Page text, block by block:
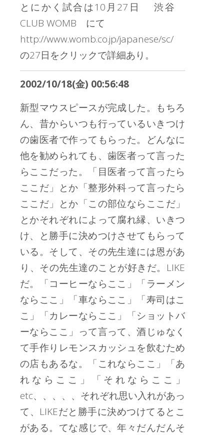
とにかく試合は10月27日 渋谷
CLUB WOMB にて
http://www.womb.co.jp/japanese/sc/
の27日をクリックで詳細あり。
2002/10/18(金) 00:56:48
新型マウスピースが完成した。もちろ
ん、昔からいつも行っているいきつけ
の歯医者で作ってもらった。どんなに
他を勧められても、歯医者って言った
らここだった。「目医者って言ったら
ここだ」とか「整形外科って言ったら
ここだ」とか「この部位ならここだ」
とかそれぞれによって腐れ縁、いきつ
け、と勝手に決めつけさせてもらって
いる。そして、その先生達には恩があ
り、その先生達のことが好きだ。LIKE
だ。「コーヒーならここ」「ラーメン
ならここ」「車ならここ」「寿司はこ
こ」「カレーならここ」「ショットバ
ーならここ」って言って、酒じゅなく
て手作りレモンスカッシュを飲むため
の店もあるな。「これならここ」「あ
れならここ」「それならここ」
etc、、、、、それぞれ思い入れがあっ
て、LIKEだと勝手に決めつけてるとこ
がある。てな感じで、年々だんだんそ